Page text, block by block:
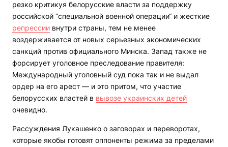
резко критикуя белорусские власти за поддержку
российской “специальной военной операции“ и жесткие
репрессии внутри страны, тем не менее
воздерживается от новых серьезных экономических
санкций против официального Минска. Запад также не
форсирует уголовное преследование правителя:
Международный уголовный суд пока так и не выдал
ордер на его арест — и это притом, что участие
белорусских властей в вывозе украинских детей
очевидно.
Рассуждения Лукашенко о заговорах и переворотах,
которые якобы готовят оппоненты режима за пределами